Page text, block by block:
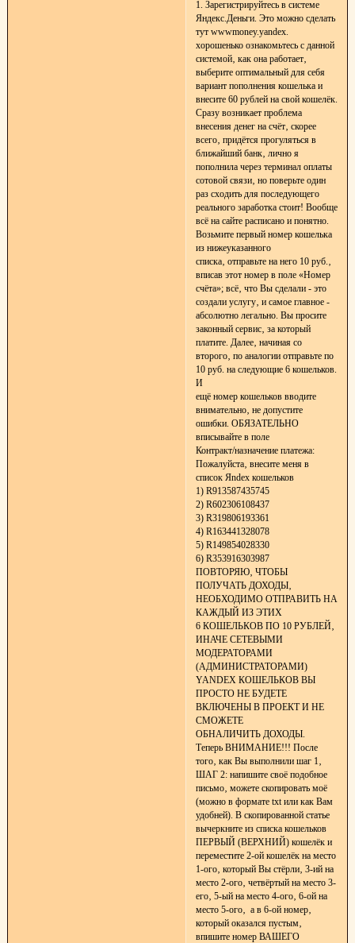
1. Зарегистрируйтесь в системе
Яндекс.Деньги. Это можно сделать
тут wwwmoney.yandex.
хорошенько ознакомьтесь с данной
системой‚ как она работает‚
выберите оптимальный для себя
вариант пополнения кошелька и
внесите 60 рублей на свой кошелёк.
Сразу возникает проблема
внесения денег на счёт‚ скорее
всего‚ придётся прогуляться в
ближайший банк‚ лично я
пополнила через терминал оплаты
сотовой связи‚ но поверьте один
раз сходить для последующего
реального заработка стоит! Вообще
всё на сайте расписано и понятно.
Возьмите первый номер кошелька
из нижеуказанного
списка‚ отправьте на него 10 руб.‚
вписав этот номер в поле «Номер
счёта»; всё‚ что Вы сделали - это
создали услугу‚ и самое главное -
абсолютно легально. Вы просите
законный сервис‚ за который
платите. Далее‚ начиная со
второго‚ по аналогии отправьте по
10 руб. на следующие 6 кошельков.
И
ещё номер кошельков вводите
внимательно‚ не допустите
ошибки. ОБЯЗАТЕЛЬНО
вписывайте в поле
Контракт/назначение платежа:
Пожалуйста‚ внесите меня в
список Яndex кошельков
1) R913587435745
2) R602306108437
3) R319806193361
4) R163441328078
5) R149854028330
6) R353916303987
ПОВТОРЯЮ‚ ЧТОБЫ
ПОЛУЧАТЬ ДОХОДЫ‚
НЕОБХОДИМО ОТПРАВИТЬ НА
КАЖДЫЙ ИЗ ЭТИХ
6 КОШЕЛЬКОВ ПО 10 РУБЛЕЙ‚
ИНАЧЕ СЕТЕВЫМИ
МОДЕРАТОРАМИ
(АДМИНИСТРАТОРАМИ)
YANDEX КОШЕЛЬКОВ ВЫ
ПРОСТО НЕ БУДЕТЕ
ВКЛЮЧЕНЫ В ПРОЕКТ И НЕ
СМОЖЕТЕ
ОБНАЛИЧИТЬ ДОХОДЫ.
Теперь ВНИМАНИЕ!!! После
того‚ как Вы выполнили шаг 1‚
ШАГ 2: напишите своё подобное
письмо‚ можете скопировать моё
(можно в формате txt или как Вам
удобней). В скопированной статье
вычеркните из списка кошельков
ПЕРВЫЙ (ВЕРХНИЙ) кошелёк и
переместите 2-ой кошелёк на место
1-ого‚ который Вы стёрли‚ 3-ий на
место 2-ого‚ четвёртый на место 3-
его‚ 5-ый на место 4-ого‚ 6-ой на
место 5-ого‚ а в 6-ой номер‚
который оказался пустым‚
впишите номер ВАШЕГО